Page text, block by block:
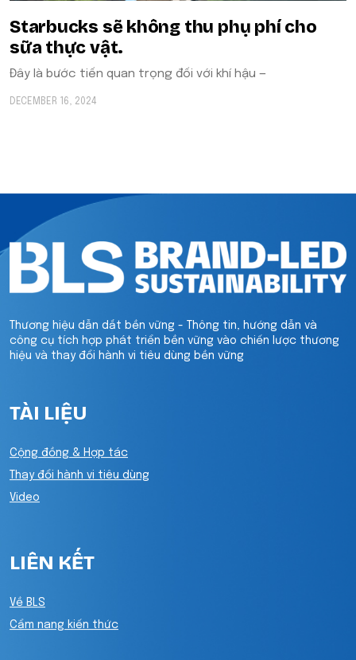
Starbucks sẽ không thu phụ phí cho
sữa thực vật.
Đây là bước tiến quan trọng đối với khí hậu —
DECEMBER 16, 2024
Thương hiệu dẫn dắt bền vững - Thông tin, hướng dẫn và
công cụ tích hợp phát triển bền vững vào chiến lược thương
hiệu và thay đổi hành vi tiêu dùng bền vững
TÀI LIỆU
Cộng đồng & Hợp tác
Thay đổi hành vi tiêu dùng
Video
LIÊN KẾT
Về BLS
Cẩm nang kiến thức